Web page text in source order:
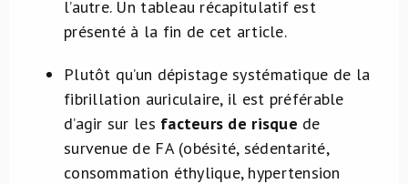
l’autre. Un tableau récapitulatif est
présenté à la fin de cet article.
Plutôt qu’un dépistage systématique de la
fibrillation auriculaire, il est préférable
d’agir sur les facteurs de risque de
survenue de FA (obésité, sédentarité,
consommation éthylique, hypertension